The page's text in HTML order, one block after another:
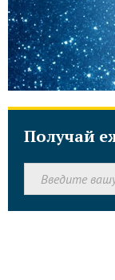
Получай